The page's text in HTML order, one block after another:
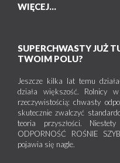
WIĘCEJ...
SUPERCHWASTY JUŻ
TWOIM POLU?
Jeszcze kilka lat temu
działa większość. Rolnicy
rzeczywistością: chwasty
skutecznie zwalczyć
teoria przyszłości.
ODPORNOŚĆ ROŚNIE
pojawia się nagle.